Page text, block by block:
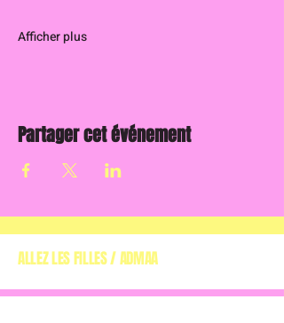
Afficher plus
Partager cet événement
ALLEZ LES FILLES / ADMAA